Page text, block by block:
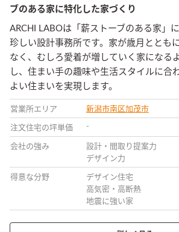
ブのある家に特化した家づくり
ARCHI LABOは「薪ストーブのある家」
珍しい設計事務所です。家が歳月ととも
なく、むしろ愛着が増していく家になる
し、住まい手の趣味や生活スタイルに合
よい住まいを実現します。
営業所エリア 新潟市南区加茂市
注文住宅の坪単価 -
会社の強み
設計・間取り提案力
デザイン力
得意な分野
デザイン住宅
高気密・高断熱
地震に強い家